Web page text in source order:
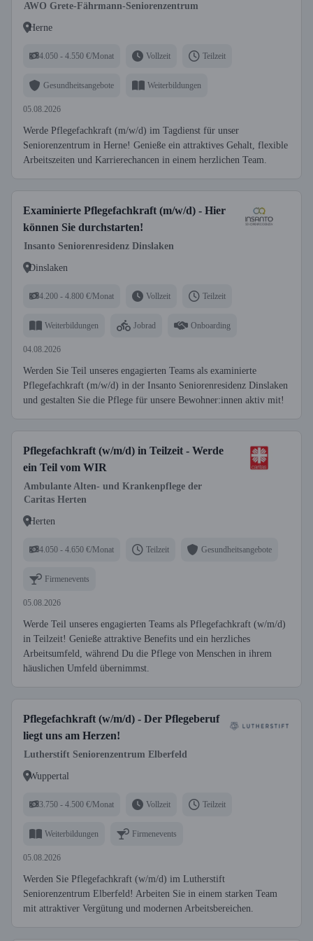
AWO Grete-Fährmann-Seniorenzentrum
Herne
4.050 - 4.550 €/Monat Vollzeit Teilzeit
Gesundheitsangebote Weiterbildungen
05.08.2026
Werde Pflegefachkraft (m/w/d) im Tagdienst für unser
Seniorenzentrum in Herne! Genieße ein attraktives Gehalt, flexible
Arbeitszeiten und Karrierechancen in einem herzlichen Team.
Examinierte Pflegefachkraft (m/w/d) - Hier
können Sie durchstarten!
Insanto Seniorenresidenz Dinslaken
Dinslaken
4.200 - 4.800 €/Monat Vollzeit Teilzeit
Weiterbildungen Jobrad Onboarding
04.08.2026
Werden Sie Teil unseres engagierten Teams als examinierte
Pflegefachkraft (m/w/d) in der Insanto Seniorenresidenz Dinslaken
und gestalten Sie die Pflege für unsere Bewohner:innen aktiv mit!
Pflegefachkraft (w/m/d) in Teilzeit - Werde
ein Teil vom WIR
Ambulante Alten- und Krankenpflege der
Caritas Herten
Herten
4.050 - 4.650 €/Monat Teilzeit Gesundheitsangebote
Firmenevents
05.08.2026
Werde Teil unseres engagierten Teams als Pflegefachkraft (w/m/d)
in Teilzeit! Genieße attraktive Benefits und ein herzliches
Arbeitsumfeld, während Du die Pflege von Menschen in ihrem
häuslichen Umfeld übernimmst.
Pflegefachkraft (w/m/d) - Der Pflegeberuf
liegt uns am Herzen!
Lutherstift Seniorenzentrum Elberfeld
Wuppertal
3.750 - 4.500 €/Monat Vollzeit Teilzeit
Weiterbildungen Firmenevents
05.08.2026
Werden Sie Pflegefachkraft (w/m/d) im Lutherstift
Seniorenzentrum Elberfeld! Arbeiten Sie in einem starken Team
mit attraktiver Vergütung und modernen Arbeitsbereichen.